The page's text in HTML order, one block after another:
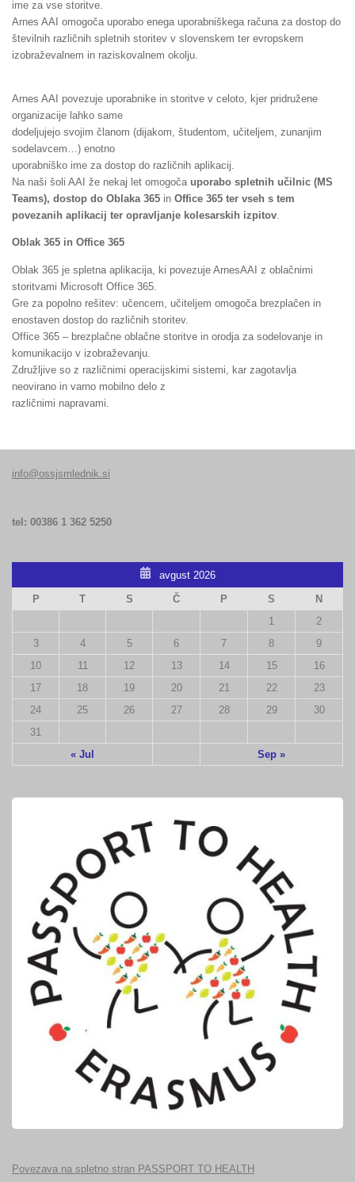
ime za vse storitve.
Arnes AAI omogoča uporabo enega uporabniškega računa za dostop do
številnih različnih spletnih storitev v slovenskem ter evropskem
izobraževalnem in raziskovalnem okolju.
Arnes AAI povezuje uporabnike in storitve v celoto, kjer pridružene
organizacije lahko same
dodeljujejo svojim članom (dijakom, študentom, učiteljem, zunanjim
sodelavcem…) enotno
uporabniško ime za dostop do različnih aplikacij.
Na naši šoli AAI že nekaj let omogoča uporabo spletnih učilnic (MS
Teams), dostop do Oblaka 365 in Office 365 ter vseh s tem
povezanih aplikacij ter opravljanje kolesarskih izpitov.
Oblak 365 in Office 365
Oblak 365 je spletna aplikacija, ki povezuje ArnesAAI z oblačnimi
storitvami Microsoft Office 365.
Gre za popolno rešitev: učencem, učiteljem omogoča brezplačen in
enostaven dostop do različnih storitev.
Office 365 – brezplačne oblačne storitve in orodja za sodelovanje in
komunikacijo v izobraževanju.
Združljive so z različnimi operacijskimi sistemi, kar zagotavlja
neovirano in varno mobilno delo z
različnimi napravami.
info@ossjsmlednik.si
tel: 00386 1 362 5250
avgust 2026
P
T S Č P S
N
1
2
3
4 5 6 7 8
9
10
11 12 13 14 15
16
17
18 19 20 21 22
23
24
25 26 27 28 29
30
31
« Jul
Sep »
Povezava na spletno stran PASSPORT TO HEALTH